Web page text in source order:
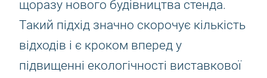
щоразу нового будівництва стенда.
Такий підхід значно скорочує кількість
відходів і є кроком вперед у
підвищенні екологічності виставкової